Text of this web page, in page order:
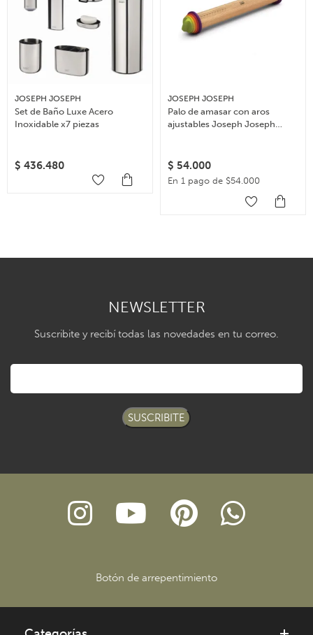
JOSEPH JOSEPH
Set de Baño Luxe Acero
Inoxidable x7 piezas
$ 436.480
JOSEPH JOSEPH
Palo de amasar con aros
ajustables Joseph Joseph
$ 54.000
En 1 pago de $54.000
NEWSLETTER
Suscribite y recibí todas las novedades en tu correo.
SUSCRIBITE
Botón de arrepentimiento